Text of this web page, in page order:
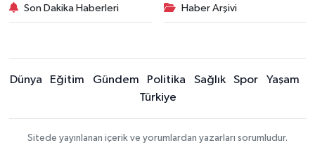
Son Dakika Haberleri Haber Arşivi
Dünya Eğitim Gündem Politika Sağlık Spor
Yaşam
Türkiye
Sitede yayınlanan içerik ve yorumlardan yazarları sorumludur.